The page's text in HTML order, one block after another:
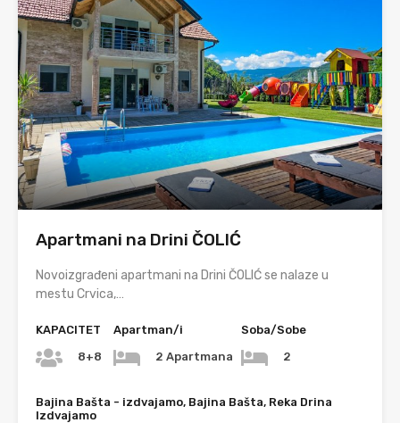
Apartmani na Drini ČOLIĆ
Novoizgrađeni apartmani na Drini ČOLIĆ se nalaze u
mestu Crvica,…
KAPACITET
8+8
Apartman/i
2 Apartmana
Soba/Sobe
2
Bajina Bašta - izdvajamo, Bajina Bašta, Reka Drina
Izdvajamo